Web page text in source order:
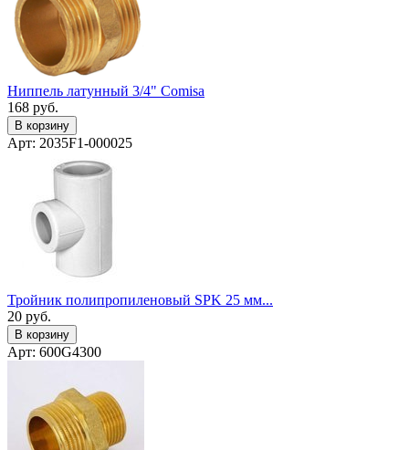
Ниппель латунный 3/4" Сomisa
168 руб.
В корзину
Арт: 2035F1-000025
Тройник полипропиленовый SPK 25 мм...
20 руб.
В корзину
Арт: 600G4300